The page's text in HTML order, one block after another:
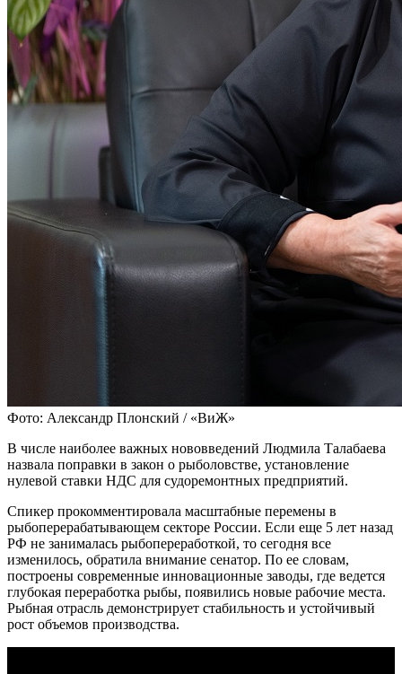
Фото: Александр Плонский / «ВиЖ»
В числе наиболее важных нововведений Людмила Талабаева
назвала поправки в закон о рыболовстве, установление
нулевой ставки НДС для судоремонтных предприятий.
Спикер прокомментировала масштабные перемены в
рыбоперерабатывающем секторе России. Если еще 5 лет назад
РФ не занималась рыбопереработкой, то сегодня все
изменилось, обратила внимание сенатор. По ее словам,
построены современные инновационные заводы, где ведется
глубокая переработка рыбы, появились новые рабочие места.
Рыбная отрасль демонстрирует стабильность и устойчивый
рост объемов производства.